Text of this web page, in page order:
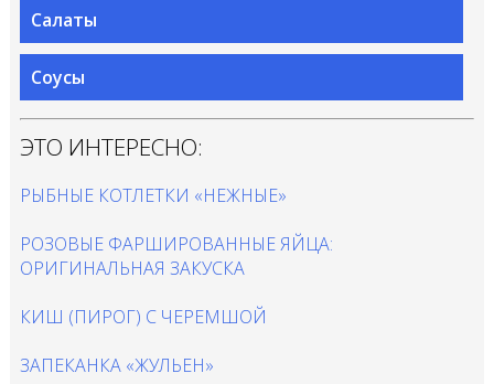
Салаты
Соусы
ЭТО ИНТЕРЕСНО:
РЫБНЫЕ КОТЛЕТКИ «НЕЖНЫЕ»
РОЗОВЫЕ ФАРШИРОВАННЫЕ ЯЙЦА:
ОРИГИНАЛЬНАЯ ЗАКУСКА
КИШ (ПИРОГ) С ЧЕРЕМШОЙ
ЗАПЕКАНКА «ЖУЛЬЕН»